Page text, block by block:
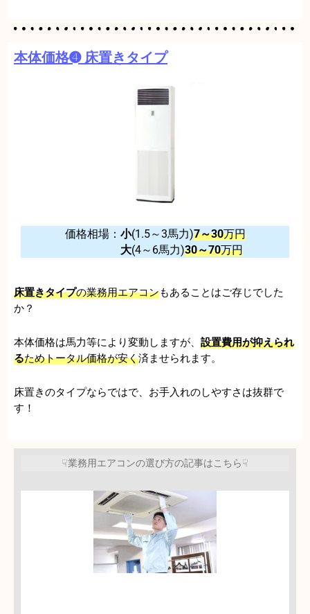
本体価格➍ 床置きタイプ
価格相場： 小(1.5～3馬力)7～30万円
大(4～6馬力)30～70万円
床置きタイプの業務用エアコンもあることはご存じでした
か？
本体価格は馬力等により変動しますが、 設置費用が抑えられ
るためトータル価格が安く済ませられます。
床置きのタイプならではで、お手入れのしやすさは抜群で
す！
☟業務用エアコンの選び方の記事はこちら☟